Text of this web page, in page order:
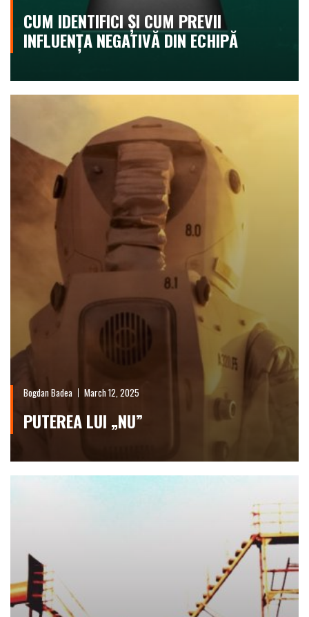
CUM IDENTIFICI ȘI CUM PREVII
INFLUENȚA NEGATIVĂ DIN ECHIPĂ
Bogdan Badea March 12, 2025
PUTEREA LUI „NU”